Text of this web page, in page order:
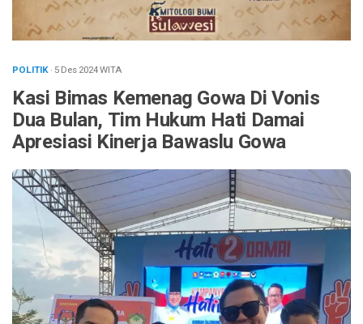
POLITIK· 5 Des 2024WITA
Kasi Bimas Kemenag Gowa Di Vonis
Dua Bulan, Tim Hukum Hati Damai
Apresiasi Kinerja Bawaslu Gowa